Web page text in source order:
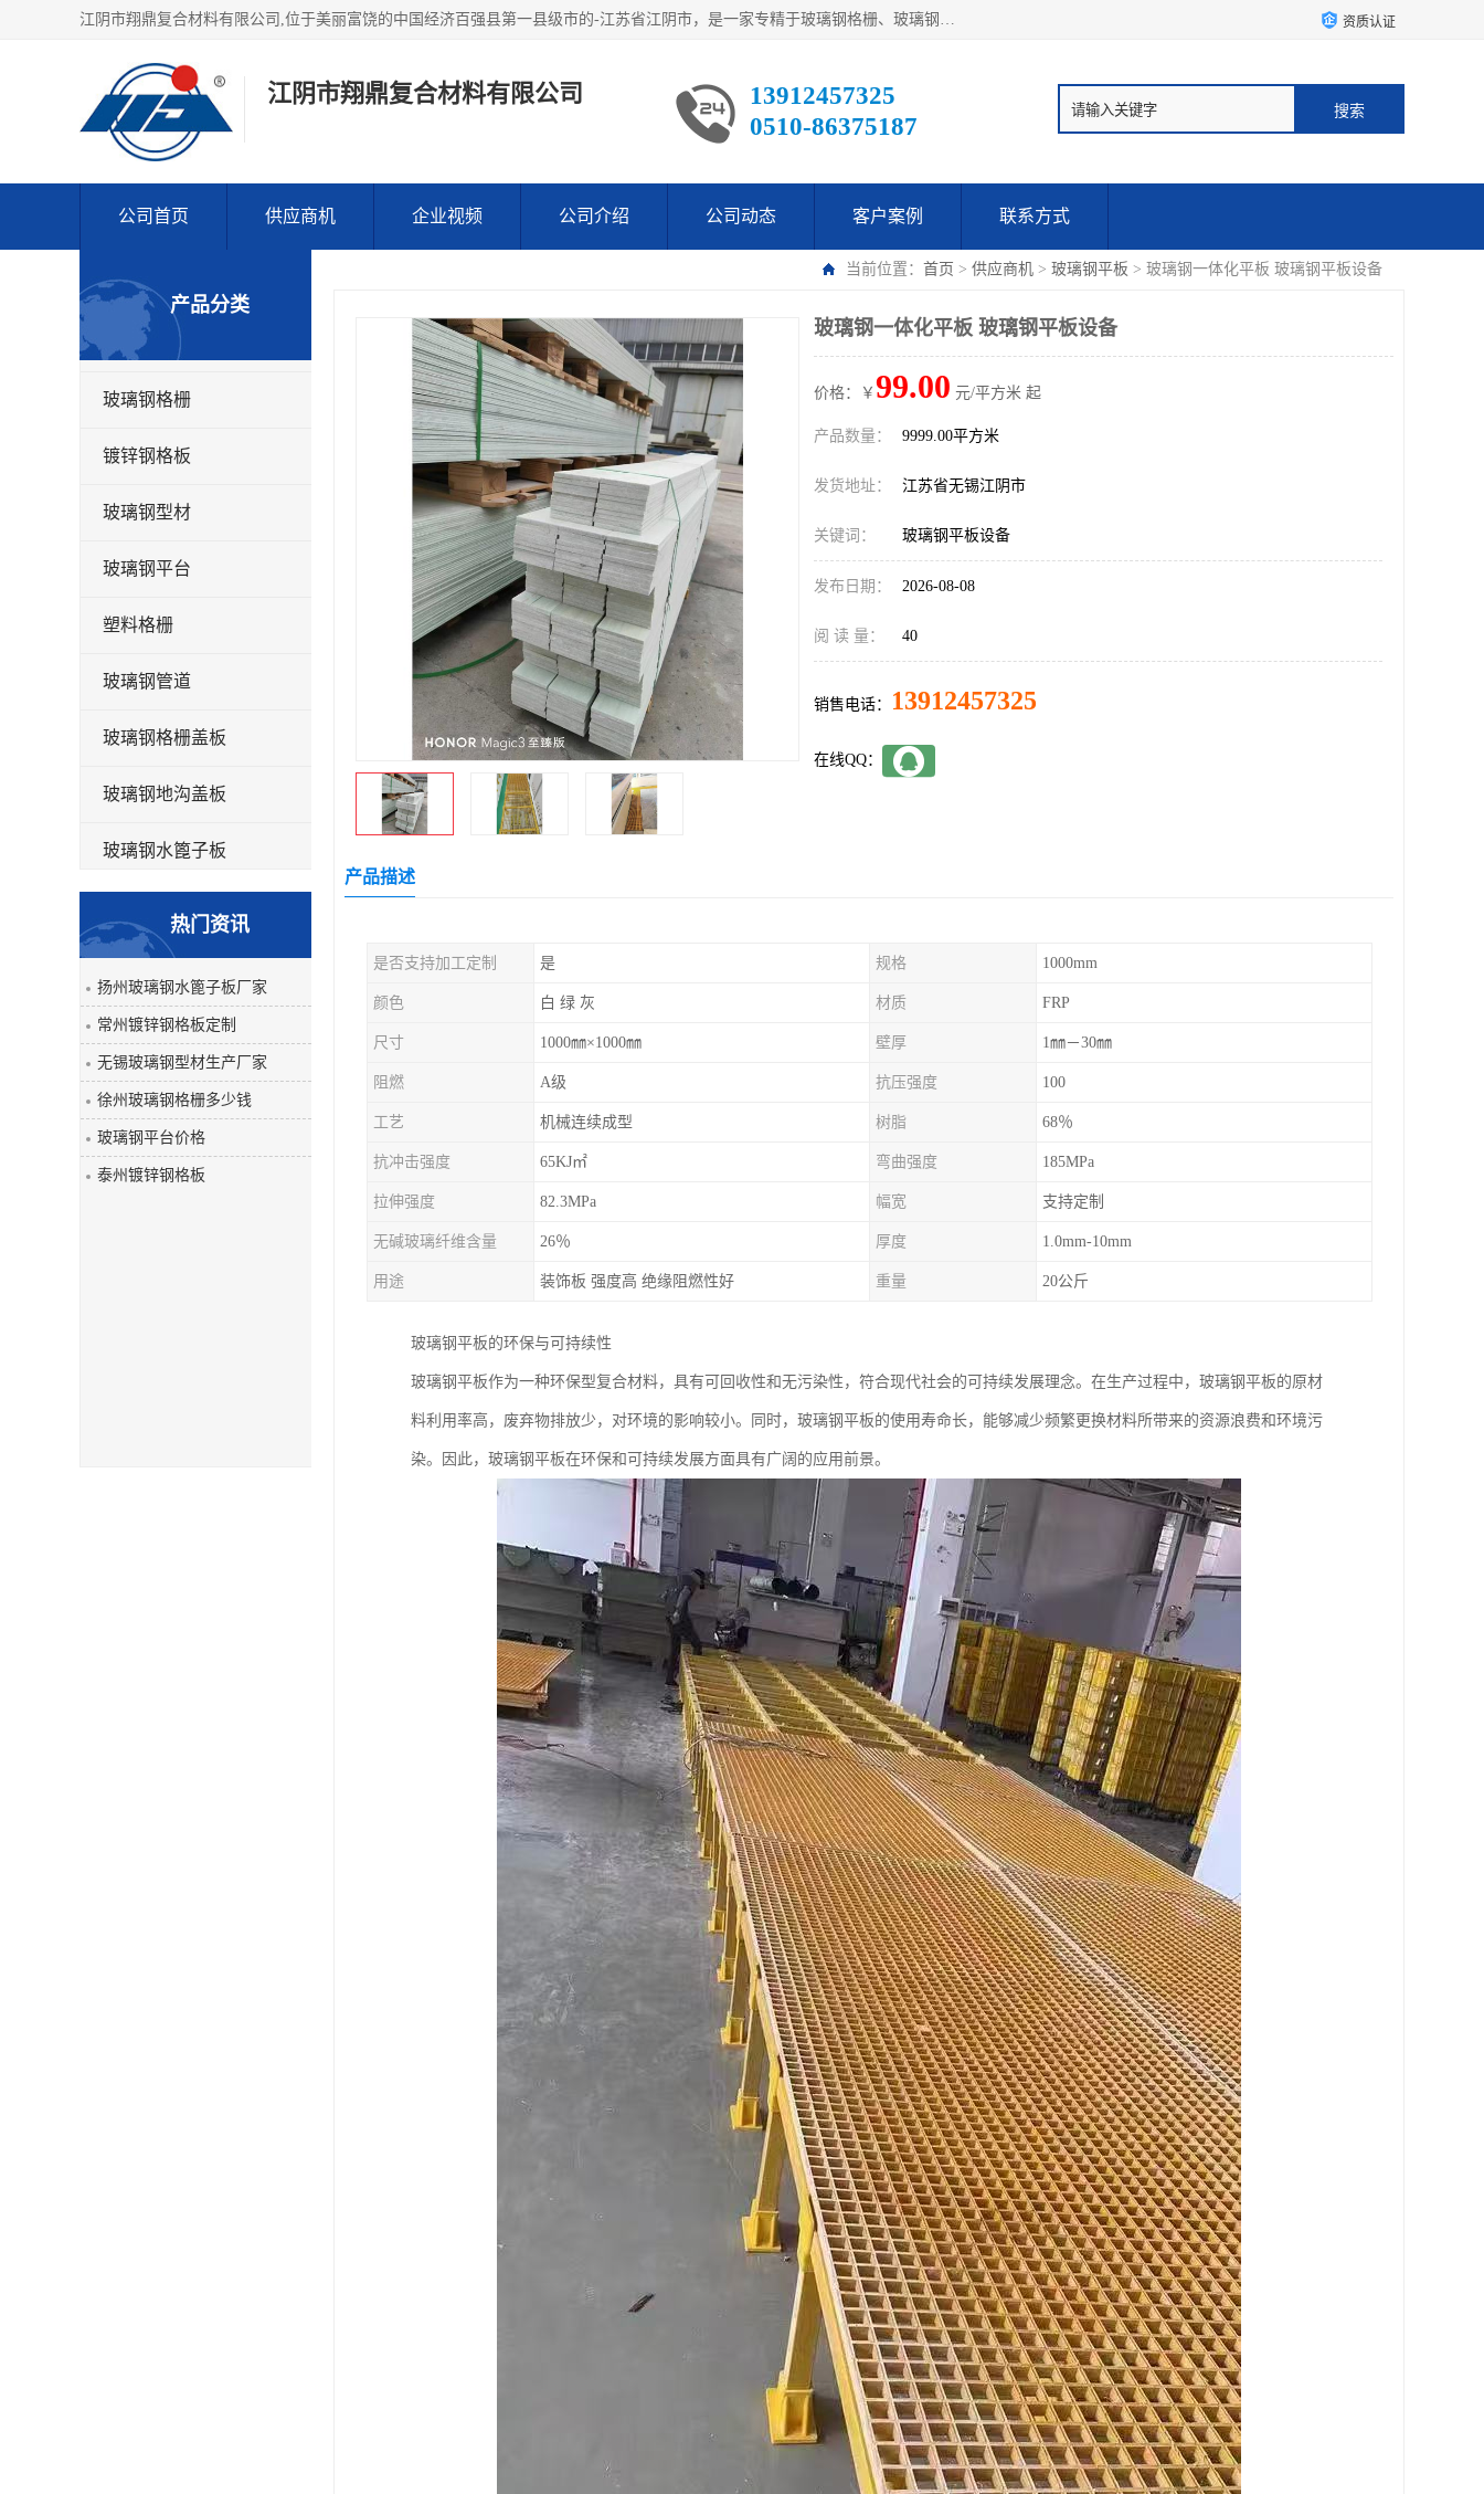
江阴市翔鼎复合材料有限公司,位于美丽富饶的中国经济百强县第一县级市的-江苏省江阴市，是一家专精于玻璃钢格栅、玻璃钢新材料,镀锌钢格板，机械设备生产制造及研发的科技型企业；公司产品已销往了世界多个国家和地区，公司人决心加倍努力愿与广大社会同仁精诚合作共创辉煌！ 资质认证
江阴市翔鼎复合材料有限公司
13912457325
0510-86375187
公司首页 供应商机 企业视频 公司介绍 公司动态 客户案例 联系方式
当前位置： 首页 > 供应商机 > 玻璃钢平板 > 玻璃钢一体化平板 玻璃钢平板设备
产品分类
玻璃钢格栅
镀锌钢格板
玻璃钢型材
玻璃钢平台
塑料格栅
玻璃钢管道
玻璃钢格栅盖板
玻璃钢地沟盖板
玻璃钢水篦子板
玻璃钢平板
玻璃钢盖板
热门资讯
扬州玻璃钢水篦子板厂家
常州镀锌钢格板定制
无锡玻璃钢型材生产厂家
徐州玻璃钢格栅多少钱
玻璃钢平台价格
泰州镀锌钢格板
玻璃钢一体化平板 玻璃钢平板设备
价格：￥ 99.00 元/平方米 起
产品数量： 9999.00平方米
发货地址： 江苏省无锡江阴市
关键词： 玻璃钢平板设备
发布日期： 2026-08-08
阅 读 量： 40
销售电话： 13912457325
在线QQ：
产品描述
是否支持加工定制 是 规格 1000mm
颜色 白 绿 灰 材质 FRP
尺寸 1000㎜×1000㎜ 壁厚 1㎜－30㎜
阻燃 A级 抗压强度 100
工艺 机械连续成型 树脂 68％
抗冲击强度 65KJ㎡ 弯曲强度 185MPa
拉伸强度 82.3MPa 幅宽 支持定制
无碱玻璃纤维含量 26％ 厚度 1.0mm-10mm
用途 装饰板 强度高 绝缘阻燃性好 重量 20公斤
玻璃钢平板的环保与可持续性
玻璃钢平板作为一种环保型复合材料，具有可回收性和无污染性，符合现代社会的可持续发展理念。在生产过程中，玻璃钢平板的原材
料利用率高，废弃物排放少，对环境的影响较小。同时，玻璃钢平板的使用寿命长，能够减少频繁更换材料所带来的资源浪费和环境污
染。因此，玻璃钢平板在环保和可持续发展方面具有广阔的应用前景。